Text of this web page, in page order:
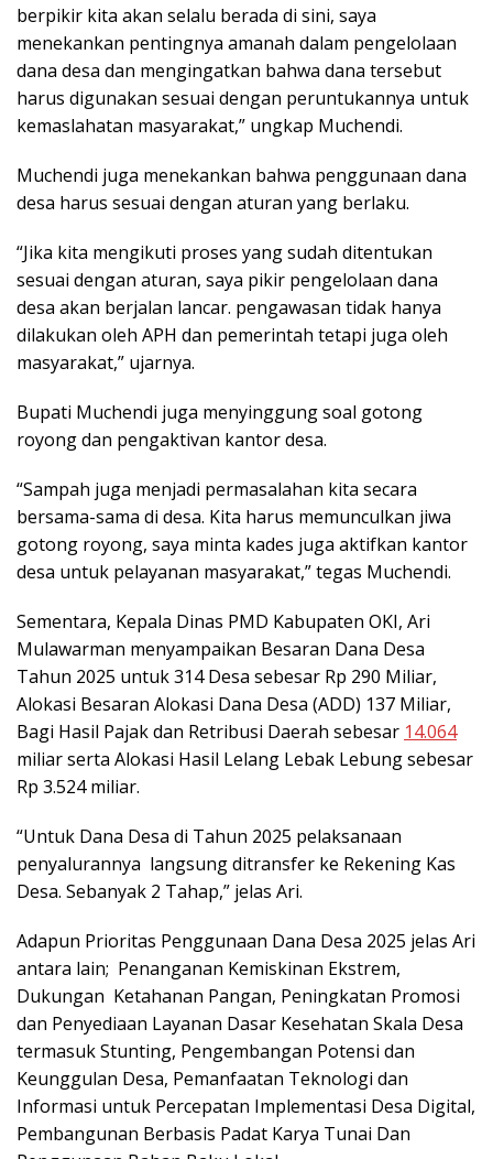
berpikir kita akan selalu berada di sini, saya
menekankan pentingnya amanah dalam pengelolaan
dana desa dan mengingatkan bahwa dana tersebut
harus digunakan sesuai dengan peruntukannya untuk
kemaslahatan masyarakat,” ungkap Muchendi.
Muchendi juga menekankan bahwa penggunaan dana
desa harus sesuai dengan aturan yang berlaku.
“Jika kita mengikuti proses yang sudah ditentukan
sesuai dengan aturan, saya pikir pengelolaan dana
desa akan berjalan lancar. pengawasan tidak hanya
dilakukan oleh APH dan pemerintah tetapi juga oleh
masyarakat,” ujarnya.
Bupati Muchendi juga menyinggung soal gotong
royong dan pengaktivan kantor desa.
“Sampah juga menjadi permasalahan kita secara
bersama-sama di desa. Kita harus memunculkan jiwa
gotong royong, saya minta kades juga aktifkan kantor
desa untuk pelayanan masyarakat,” tegas Muchendi.
Sementara, Kepala Dinas PMD Kabupaten OKI, Ari
Mulawarman menyampaikan Besaran Dana Desa
Tahun 2025 untuk 314 Desa sebesar Rp 290 Miliar,
Alokasi Besaran Alokasi Dana Desa (ADD) 137 Miliar,
Bagi Hasil Pajak dan Retribusi Daerah sebesar 14.064
miliar serta Alokasi Hasil Lelang Lebak Lebung sebesar
Rp 3.524 miliar.
“Untuk Dana Desa di Tahun 2025 pelaksanaan
penyalurannya langsung ditransfer ke Rekening Kas
Desa. Sebanyak 2 Tahap,” jelas Ari.
Adapun Prioritas Penggunaan Dana Desa 2025 jelas Ari
antara lain; Penanganan Kemiskinan Ekstrem,
Dukungan Ketahanan Pangan, Peningkatan Promosi
dan Penyediaan Layanan Dasar Kesehatan Skala Desa
termasuk Stunting, Pengembangan Potensi dan
Keunggulan Desa, Pemanfaatan Teknologi dan
Informasi untuk Percepatan Implementasi Desa Digital,
Pembangunan Berbasis Padat Karya Tunai Dan